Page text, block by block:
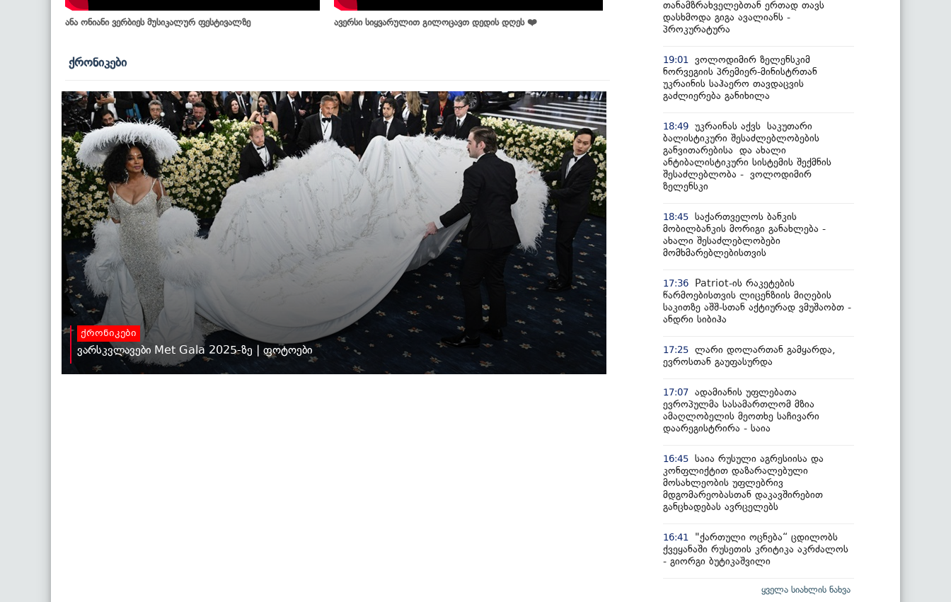
ანა ონიანი ვერბიეს მუსიკალურ ფესტივალზე ავერსი სიყვარულით გილოცავთ დედის დღეს ❤️
ქრონიკები
ქრონიკები
ვარსკვლავები Met Gala 2025-ზე | ფოტოები
თანამზრახველებთან ერთად თავს
დასხმოდა გიგა ავალიანს -
პროკურატურა
19:01
ვოლოდიმირ ზელენსკიმ
ნორვეგიის პრემიერ-მინისტრთან
უკრაინის საჰაერო თავდაცვის
გაძლიერება განიხილა
18:49 უკრაინას აქვს საკუთარი
ბალისტიკური შესაძლებლობების
განვითარებისა და ახალი
ანტიბალისტიკური სისტემის შექმნის
შესაძლებლობა - ვოლოდიმირ
ზელენსკი
18:45 საქართველოს ბანკის
მობილბანკის მორიგი განახლება -
ახალი შესაძლებლობები
მომხმარებლებისთვის
17:36
Patriot-ის რაკეტების
წარმოებისთვის ლიცენზიის მიღების
საკითზე აშშ-სთან აქტიურად ვმუშაობთ -
ანდრი სიბიჰა
17:25 ლარი დოლართან გამყარდა,
ევროსთან გაუფასურდა
17:07 ადამიანის უფლებათა
ევროპულმა სასამართლომ მზია
ამაღლობელის მეოთხე საჩივარი
დაარეგისტრირა - საია
16:45 საია რუსული აგრესიისა და
კონფლიქტით დაზარალებული
მოსახლეობის უფლებრივ
მდგომარეობასთან დაკავშირებით
განცხადებას ავრცელებს
16:41
"ქართული ოცნება“ ცდილობს
ქვეყანაში რუსეთის კრიტიკა აკრძალოს
- გიორგი ბუტიკაშვილი
ყველა სიახლის ნახვა